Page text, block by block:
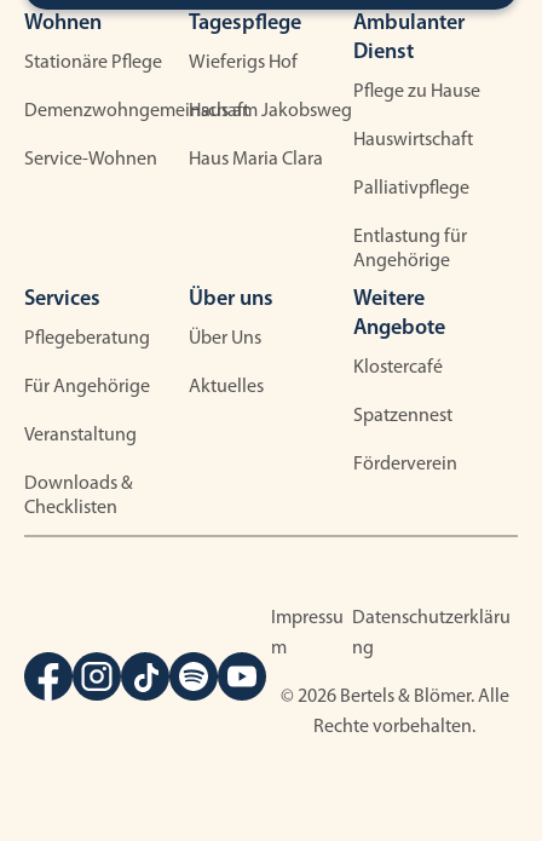
Wohnen
Stationäre Pflege
Demenzwohngemeinschaft
Service-Wohnen
Tagespflege
Wieferigs Hof
Haus am Jakobsweg
Haus Maria Clara
Ambulanter
Dienst
Pflege zu Hause
Hauswirtschaft
Palliativpflege
Entlastung für
Angehörige
Services
Pflegeberatung
Für Angehörige
Veranstaltung
Downloads &
Checklisten
Über uns
Über Uns
Aktuelles
Weitere
Angebote
Klostercafé
Spatzennest
Förderverein
Impressu
m
Datenschutzerkläru
ng
© 2026 Bertels & Blömer. Alle
Rechte vorbehalten.